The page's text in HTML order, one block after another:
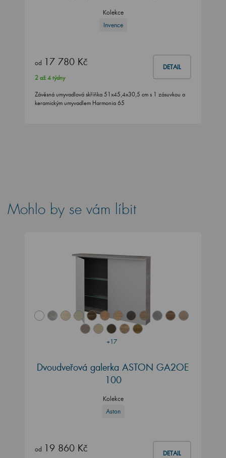
Kolekce
Invence
od 17 780 Kč DETAIL
2 až 4 týdny
Závěsná umyvadlová skříňka 51x45,4x30,5 cm s 1 zásuvkou a
keramickým umyvadlem Harmonia 65
Mohlo by se vám líbit
+17
Dvoudveřová galerka ASTON GA2OE
100
Kolekce
Aston
od 19 860 Kč DETAIL